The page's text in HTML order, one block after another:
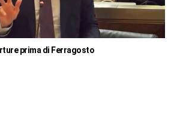
prima di Ferragosto